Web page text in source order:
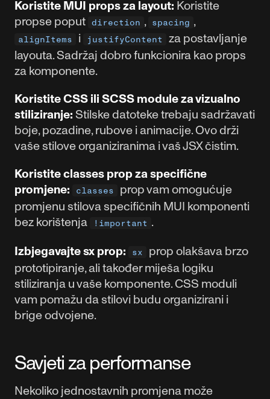
Koristite MUI props za layout: Koristite
propse poput
direction , spacing ,
alignItems i justifyContent
za postavljanje
layouta. Sadržaj dobro funkcionira kao props
za komponente.
Koristite CSS ili SCSS module za vizualno
stiliziranje: Stilske datoteke trebaju sadržavati
boje, pozadine, rubove i animacije. Ovo drži
vaše stilove organiziranima i vaš JSX čistim.
Koristite classes prop za specifične
promjene:
classes
prop vam omogućuje
promjenu stilova specifičnih MUI komponenti
bez korištenja
!important .
Izbjegavajte sx prop: sx
prop olakšava brzo
prototipiranje, ali također miješa logiku
stiliziranja u vaše komponente. CSS moduli
vam pomažu da stilovi budu organizirani i
brige odvojene.
Savjeti za performanse
Nekoliko jednostavnih promjena može